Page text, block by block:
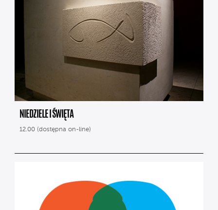
NIEDZIELE I ŚWIĘTA
12.00 (dostępna on-line)